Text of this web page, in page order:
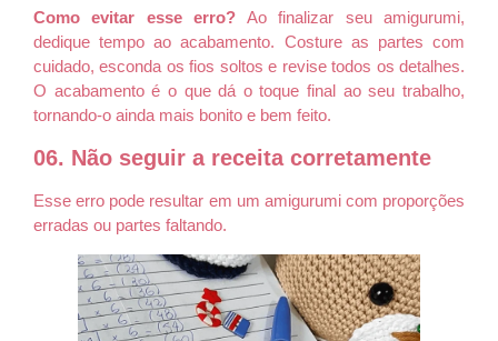
Como evitar esse erro? Ao finalizar seu amigurumi,
dedique tempo ao acabamento. Costure as partes com
cuidado, esconda os fios soltos e revise todos os detalhes.
O acabamento é o que dá o toque final ao seu trabalho,
tornando-o ainda mais bonito e bem feito.
06. Não seguir a receita corretamente
Esse erro pode resultar em um amigurumi com proporções
erradas ou partes faltando.